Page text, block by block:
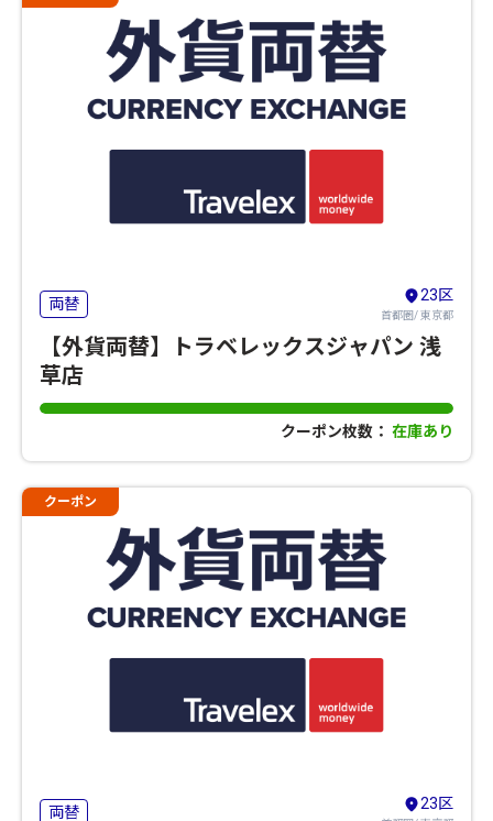
両替 23区
首都圏/ 東京都
【外貨両替】トラベレックスジャパン 浅
草店
クーポン枚数： 在庫あり
クーポン
両替 23区